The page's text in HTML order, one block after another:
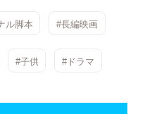
ル脚本 #長編映画
#子供 #ドラマ